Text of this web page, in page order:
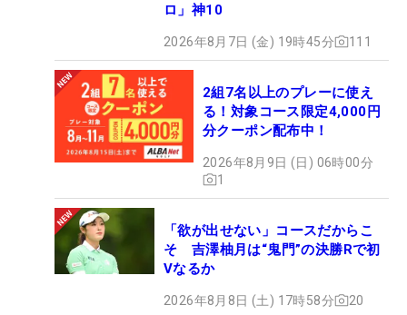
ロ」神10
2026年8月7日 (金) 19時45分 111
2組7名以上のプレーに使え
る！対象コース限定4,000円
分クーポン配布中！
2026年8月9日 (日) 06時00分
1
「欲が出せない」コースだからこ
そ 吉澤柚月は“鬼門”の決勝Rで初
Vなるか
2026年8月8日 (土) 17時58分 20